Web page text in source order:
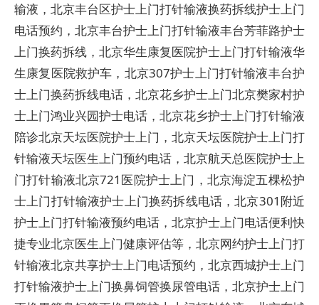
输液，北京丰台区护士上门打针输液换药拆线护士上门
电话预约，北京丰台护士上门打针输液丰台芳菲路护士
上门换药拆线，北京华生康复医院护士上门打针输液华
生康复医院救护车，北京307护士上门打针输液丰台护
士上门换药拆线电话，北京花乡护士上门北京樊家村护
士上门鸿业兴园护士电话，北京花乡护士上门打针输液
陪诊北京天坛医院护士上门，北京天坛医院护士上门打
针输液天坛医生上门预约电话，北京航天总医院护士上
门打针输液北京721医院护士上门，北京海淀五棵松护
士上门打针输液护士上门换药拆线电话，北京301附近
护士上门打针输液预约电话，北京护士上门电话便利快
捷专业北京医生上门健康评估等，北京网约护士上门打
针输液北京共享护士上门电话预约，北京西城护士上门
打针输液护士上门换鼻饲管换尿管电话，北京护士上门